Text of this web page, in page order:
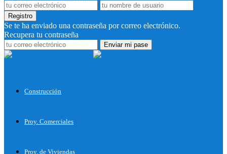
Se te ha enviado una contraseña por correo electrónico.
Recupera tu contraseña
Construcción
Proy. Comerciales
Proy. de Viviendas